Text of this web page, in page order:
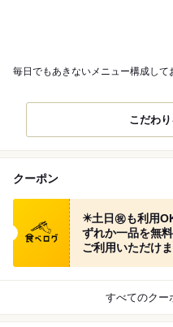
毎日でもあきないメニュー構成して
こだわ
クーポン
食べログ クーポン
✴️土日㊗️も利用
ずれか一品を無
ご利用いただけ
すべてのクー